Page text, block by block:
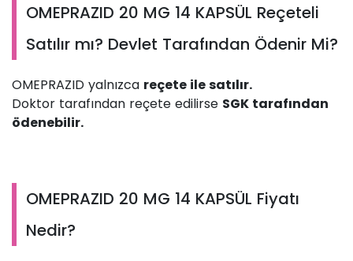
OMEPRAZID 20 MG 14 KAPSÜL Reçeteli
Satılır mı? Devlet Tarafından Ödenir Mi?
OMEPRAZID yalnızca reçete ile satılır.
Doktor tarafından reçete edilirse SGK tarafından
ödenebilir.
OMEPRAZID 20 MG 14 KAPSÜL Fiyatı
Nedir?